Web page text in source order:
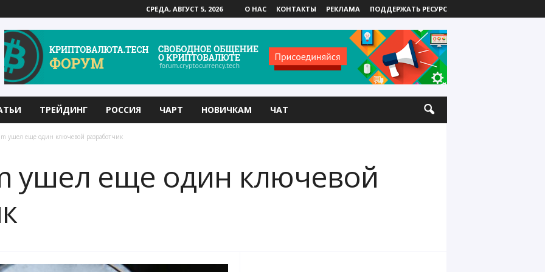
СРЕДА, АВГУСТ 5, 2026 О НАС КОНТАКТЫ РЕКЛАМА ПОДДЕРЖАТЬ РЕСУРС
ТРЕЙДИНГ РОССИЯ ЧАРТ НОВИЧКАМ ЧАТ
ушел еще один ключевой разработчик
ушел еще один ключевой